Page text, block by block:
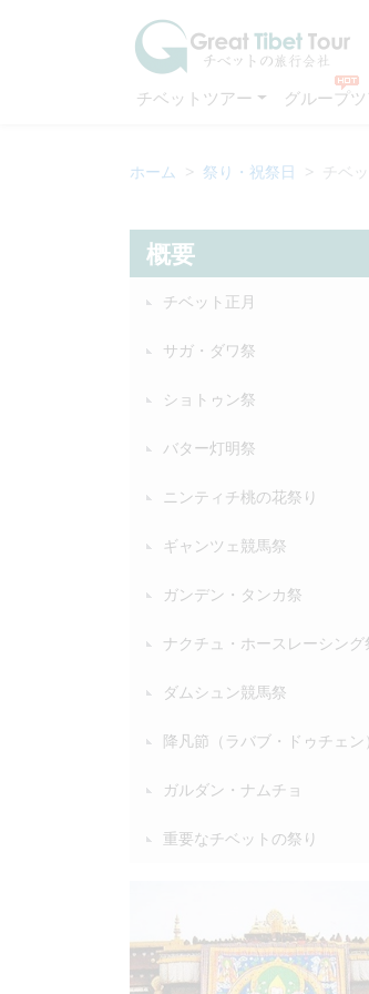
チベットツアー グループ
ホーム 祭り・祝祭日 チベ
概要
チベット正月
サガ・ダワ祭
ショトゥン祭
バター灯明祭
ニンティチ桃の花祭り
ギャンツェ競馬祭
ガンデン・タンカ祭
ナクチュ・ホースレーシング
ダムシュン競馬祭
降凡節（ラバブ・ドゥチェン
ガルダン・ナムチョ
重要なチベットの祭り